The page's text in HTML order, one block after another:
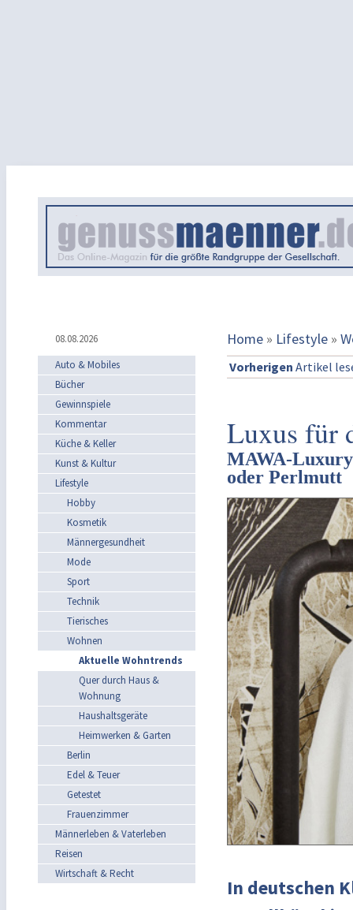
08.08.2026 Home » Lifestyle »
Auto & Mobiles
Bücher
Gewinnspiele
Kommentar
Küche & Keller
Kunst & Kultur
Lifestyle
Hobby
Kosmetik
Männergesundheit
Mode
Sport
Technik
Tierisches
Wohnen
Aktuelle Wohntrends
Quer durch Haus &
Wohnung
Haushaltsgeräte
Heimwerken & Garten
Berlin
Edel & Teuer
Getestet
Frauenzimmer
Männerleben & Vaterleben
Reisen
Wirtschaft & Recht
Vorherigen Artikel
Luxus für
MAWA-
oder Perlmutt
In deutschen